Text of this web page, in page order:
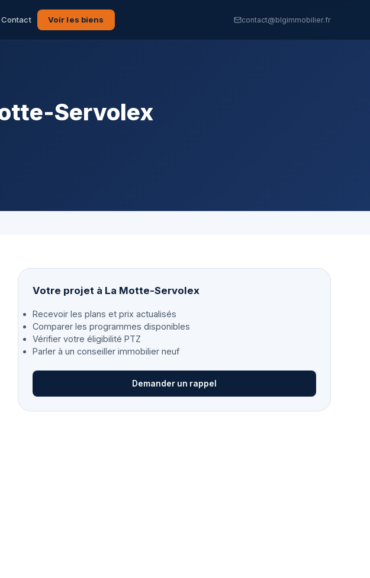
Contact Voir les biens contact@blgimmobilier.fr
Servolex
Votre projet à La Motte-Servolex
Recevoir les plans et prix actualisés
Comparer les programmes disponibles
Vérifier votre éligibilité PTZ
Parler à un conseiller immobilier neuf
Demander un rappel